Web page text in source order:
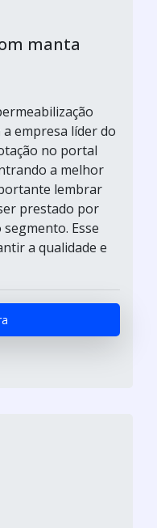
manta
empresa líder do
no portal
a melhor
lembrar
prestado por
Esse
a qualidade e